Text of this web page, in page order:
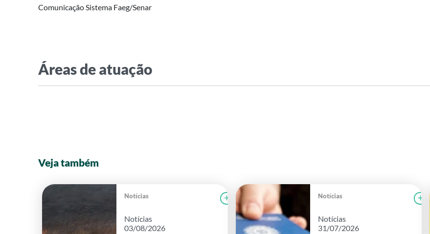
Comunicação Sistema Faeg/Senar
Áreas de atuação
Veja também
Notícias
Notícias
03/08/2026
Ler notícia FAEG Notícias
Notícias
31/07/2026